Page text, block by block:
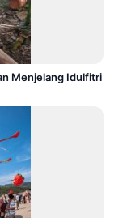
Menjelang Idulfitri